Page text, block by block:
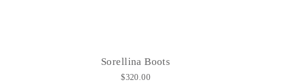
Sorellina Boots
$320.00